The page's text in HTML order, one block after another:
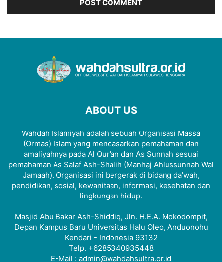
ABOUT US
Wahdah Islamiyah adalah sebuah Organisasi Massa
(Ormas) Islam yang mendasarkan pemahaman dan
amaliyahnya pada Al Qur’an dan As Sunnah sesuai
pemahaman As Salaf Ash-Shalih (Manhaj Ahlussunnah Wal
Jamaah). Organisasi ini bergerak di bidang da’wah,
pendidikan, sosial, kewanitaan, informasi, kesehatan dan
lingkungan hidup.
Masjid Abu Bakar Ash-Shiddiq, Jln. H.E.A. Mokodompit,
Depan Kampus Baru Universitas Halu Oleo, Anduonohu
Kendari - Indonesia 93132
Telp. +6285340935448
E-Mail : admin@wahdahsultra.or.id